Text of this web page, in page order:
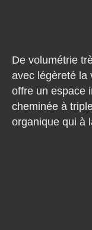
De volumétrie
avec légèreté la
offre un espace
cheminée à
organique qui à